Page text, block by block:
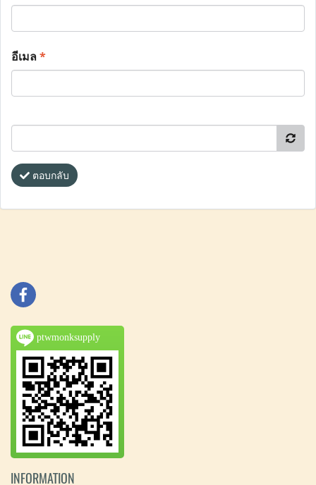
อีเมล*
ตอบกลับ
ptwmonksupply
INFORMATION